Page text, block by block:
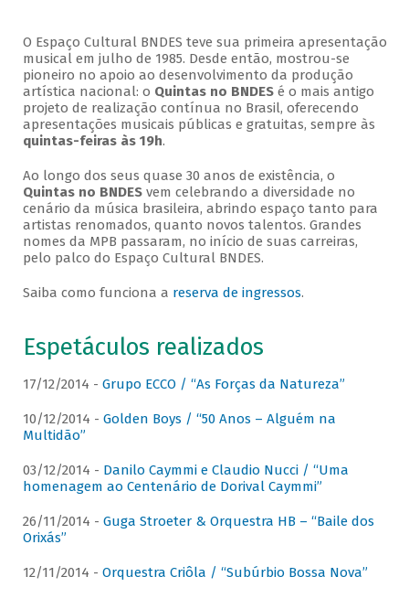
O Espaço Cultural BNDES teve sua primeira apresentação
musical em julho de 1985. Desde então, mostrou-se
pioneiro no apoio ao desenvolvimento da produção
artística nacional: o Quintas no BNDESé o mais antigo
projeto de realização contínua no Brasil, oferecendo
apresentações musicais públicas e gratuitas, sempre às
quintas-feiras às 19h.
Ao longo dos seus quase 30 anos de existência, o
Quintas no BNDESvem celebrando a diversidade no
cenário da música brasileira, abrindo espaço tanto para
artistas renomados, quanto novos talentos. Grandes
nomes da MPB passaram, no início de suas carreiras,
pelo palco do Espaço Cultural BNDES.
Saiba como funciona a reserva de ingressos.
Espetáculos realizados
17/12/2014 - Grupo ECCO / “As Forças da Natureza”
10/12/2014 - Golden Boys / “50 Anos – Alguém na
Multidão”
03/12/2014 - Danilo Caymmi e Claudio Nucci / “Uma
homenagem ao Centenário de Dorival Caymmi”
26/11/2014 - Guga Stroeter & Orquestra HB – “Baile dos
Orixás”
12/11/2014 - Orquestra Criôla / “Subúrbio Bossa Nova”